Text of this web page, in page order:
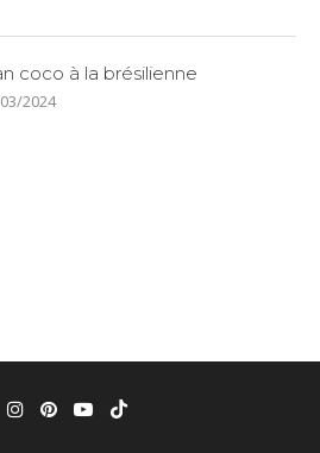
coco à la brésilienne
2024